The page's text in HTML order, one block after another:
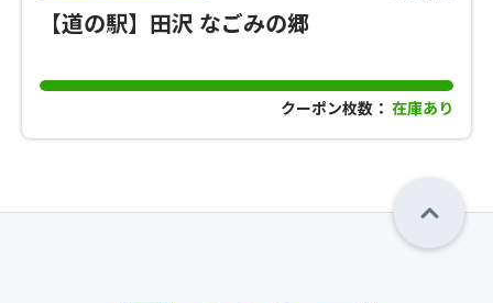
【道の駅】田沢 なごみの郷
クーポン枚数： 在庫あり